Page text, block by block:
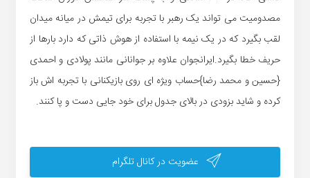
مصدومیت می تواند یک رهبر با تجربه برای تیمش در میانه میدان
لقب بگیرد که در یک نیمه با استفاده از هوش ذاتی که دارد بارها از
حریف خطا بگیرد.ایرانجوان علاوه بر جوانانی مانند پولادی و احمدی
{حسین و محمد رضا}حساب ویژه ای روی بازیکنانی با تجربه اش باز
کرده و شاید بزودی در بالای جدول برای خود جایی دست و پا کنند.
عضویت در کانال تلگرام